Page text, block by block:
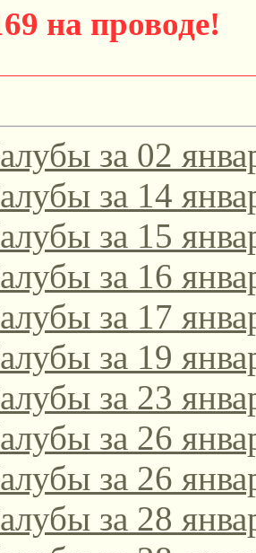
на проводе!
в
интернет-
поэтов
за 02
за 14
за 15
за 16
за 17
за 19
за 23
за 26
за 26
за 28